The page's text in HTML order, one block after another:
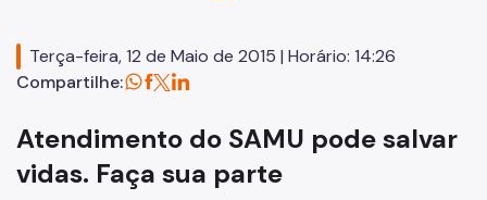
Assessoria de Comunicação - Ascom
Terça-feira, 12 de Maio de 2015 | Horário: 14:26
Compartilhe:
Atendimento do SAMU pode salvar
vidas. Faça sua parte